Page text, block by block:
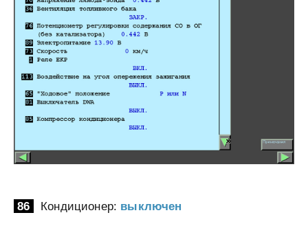
86 Кондиционер: выключен